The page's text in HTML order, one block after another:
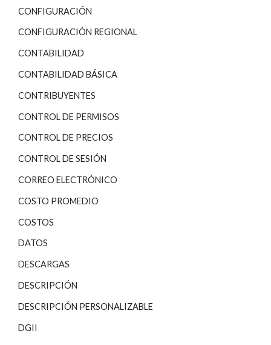
CONFIGURACIÓN
CONFIGURACIÓN REGIONAL
CONTABILIDAD
CONTABILIDAD BÁSICA
CONTRIBUYENTES
CONTROL DE PERMISOS
CONTROL DE PRECIOS
CONTROL DE SESIÓN
CORREO ELECTRÓNICO
COSTO PROMEDIO
COSTOS
DATOS
DESCARGAS
DESCRIPCIÓN
DESCRIPCIÓN PERSONALIZABLE
DGII